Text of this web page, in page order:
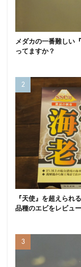
メダカの一番難しい
ってますか？
『天使』を超えられ
品種のエビをレビュー